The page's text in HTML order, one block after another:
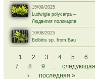
15/09/2025
Ludwigia polycarpa –
Людвигия поликарпа
10/08/2025
Bolbitis sp. from Bau
Страницы
1 2 3 4 5
6
7
8 9
следующая
›
последняя »